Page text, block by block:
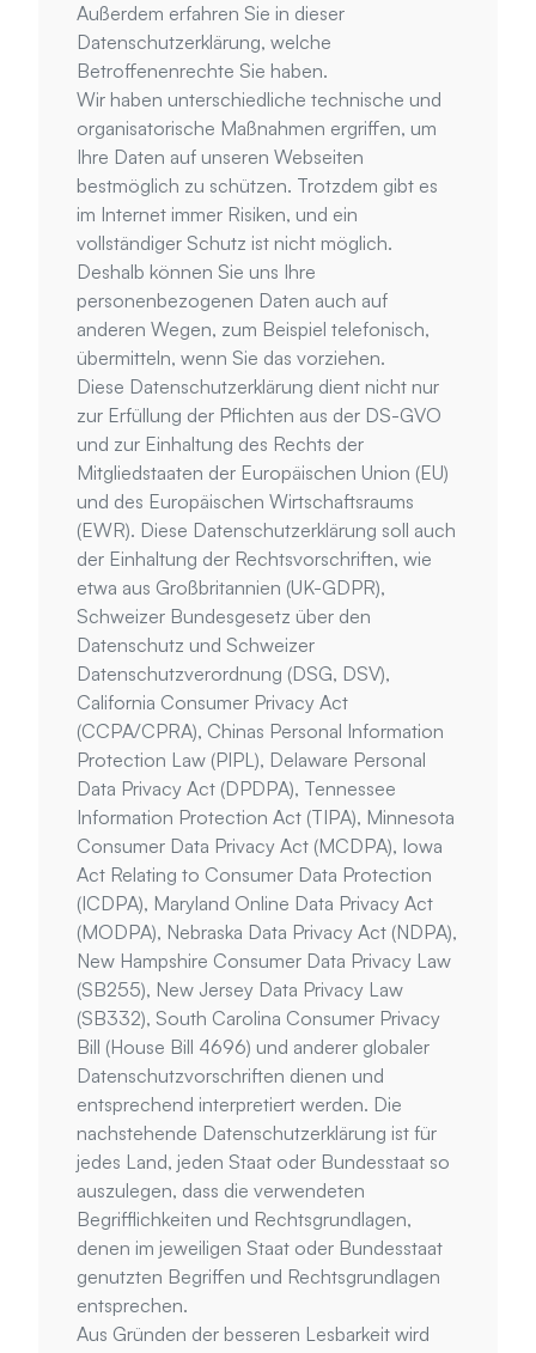
Außerdem erfahren Sie in dieser
Datenschutzerklärung, welche
Betroffenenrechte Sie haben.
Wir haben unterschiedliche technische und
organisatorische Maßnahmen ergriffen, um
Ihre Daten auf unseren Webseiten
bestmöglich zu schützen. Trotzdem gibt es
im Internet immer Risiken, und ein
vollständiger Schutz ist nicht möglich.
Deshalb können Sie uns Ihre
personenbezogenen Daten auch auf
anderen Wegen, zum Beispiel telefonisch,
übermitteln, wenn Sie das vorziehen.
Diese Datenschutzerklärung dient nicht nur
zur Erfüllung der Pflichten aus der DS-GVO
und zur Einhaltung des Rechts der
Mitgliedstaaten der Europäischen Union (EU)
und des Europäischen Wirtschaftsraums
(EWR). Diese Datenschutzerklärung soll auch
der Einhaltung der Rechtsvorschriften, wie
etwa aus Großbritannien (UK-GDPR),
Schweizer Bundesgesetz über den
Datenschutz und Schweizer
Datenschutzverordnung (DSG, DSV),
California Consumer Privacy Act
(CCPA/CPRA), Chinas Personal Information
Protection Law (PIPL), Delaware Personal
Data Privacy Act (DPDPA), Tennessee
Information Protection Act (TIPA), Minnesota
Consumer Data Privacy Act (MCDPA), Iowa
Act Relating to Consumer Data Protection
(ICDPA), Maryland Online Data Privacy Act
(MODPA), Nebraska Data Privacy Act (NDPA),
New Hampshire Consumer Data Privacy Law
(SB255), New Jersey Data Privacy Law
(SB332), South Carolina Consumer Privacy
Bill (House Bill 4696) und anderer globaler
Datenschutzvorschriften dienen und
entsprechend interpretiert werden. Die
nachstehende Datenschutzerklärung ist für
jedes Land, jeden Staat oder Bundesstaat so
auszulegen, dass die verwendeten
Begrifflichkeiten und Rechtsgrundlagen,
denen im jeweiligen Staat oder Bundesstaat
genutzten Begriffen und Rechtsgrundlagen
entsprechen.
Aus Gründen der besseren Lesbarkeit wird